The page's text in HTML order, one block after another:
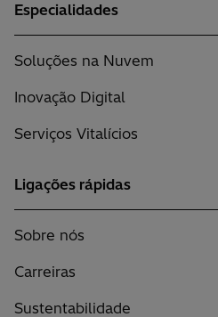
Especialidades
Soluções na Nuvem
Inovação Digital
Serviços Vitalícios
Ligações rápidas
Sobre nós
Carreiras
Sustentabilidade